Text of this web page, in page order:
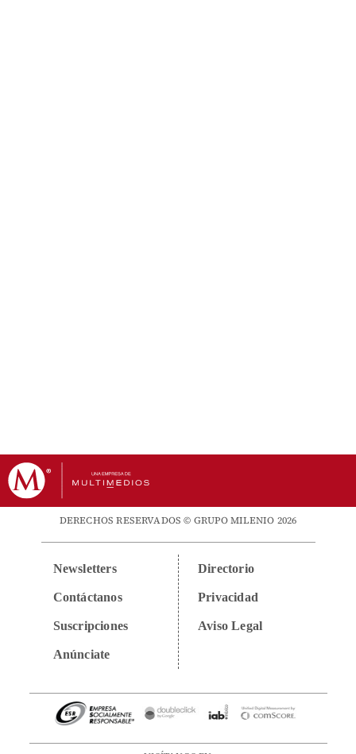
DERECHOS RESERVADOS © GRUPO MILENIO 2026
Newsletters
Contáctanos
Suscripciones
Anúnciate
Directorio
Privacidad
Aviso Legal